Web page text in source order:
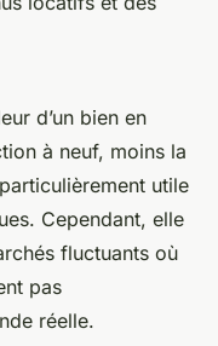
d’un bien en
à neuf, moins la
utile
Cependant, elle
fluctuants où
pas
réelle.